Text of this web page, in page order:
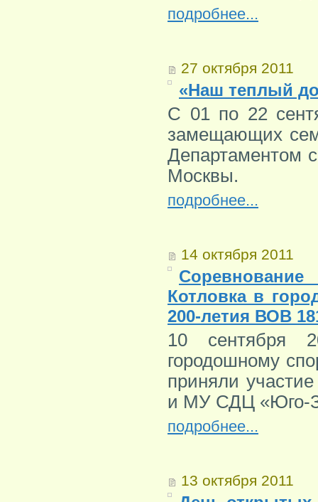
подробнее...
27 октября 2011
«Наш теплый
С 01 по 22
замещающих
Департаментом
Москвы.
подробнее...
14 октября 2011
Котловка в
200-летия ВОВ
10 сентября
городошному
приняли
и МУ СДЦ «Юго-
подробнее...
13 октября 2011